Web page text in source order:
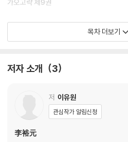
가오고략 제9권
계啓
목차 더보기
저자 소개 3
저 이유원
관심작가 알림신청
李裕元